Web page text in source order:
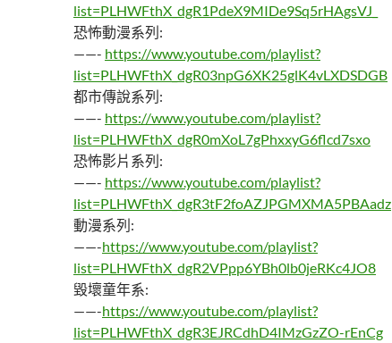
list=PLHWFthX_dgR1PdeX9MIDe9Sq5rHAgsVJ_
恐怖動漫系列:
——- https://www.youtube.com/playlist?
list=PLHWFthX_dgR03npG6XK25glK4vLXDSDGB
都市傳說系列:
——- https://www.youtube.com/playlist?
list=PLHWFthX_dgR0mXoL7gPhxxyG6flcd7sxo
恐怖影片系列:
——- https://www.youtube.com/playlist?
list=PLHWFthX_dgR3tF2foAZJPGMXMA5PBAadz
動漫系列:
——-https://www.youtube.com/playlist?
list=PLHWFthX_dgR2VPpp6YBh0lb0jeRKc4JO8
毀壞童年系:
——-https://www.youtube.com/playlist?
list=PLHWFthX_dgR3EJRCdhD4IMzGzZO-rEnCg